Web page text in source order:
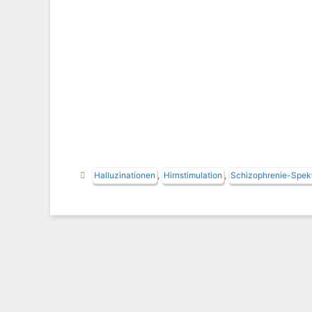
Schlagwörter
Halluzinationen , Hirnstimulation , Schizophrenie-